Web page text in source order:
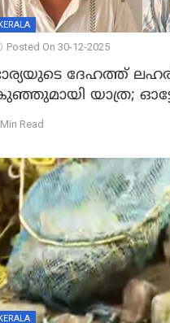
KERALA
Posted On 30-12-2025
ദേഹത്ത് ലഹരി
യാത്ര;
പിടികൂടി
Read
KERALA